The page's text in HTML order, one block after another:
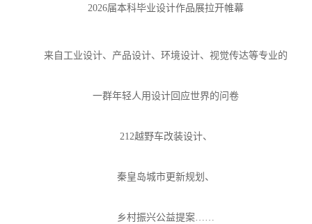
2026届本科毕业设计作品展拉开帷幕
来自工业设计、产品设计、环境设计、视觉传达等专业的
一群年轻人用设计回应世界的问卷
212越野车改装设计、
秦皇岛城市更新规划、
乡村振兴公益提案……